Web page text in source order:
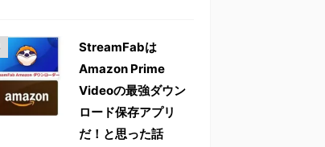
StreamFabは
Amazon Prime
Videoの最強ダウン
ロード保存アプリ
だ！と思った話